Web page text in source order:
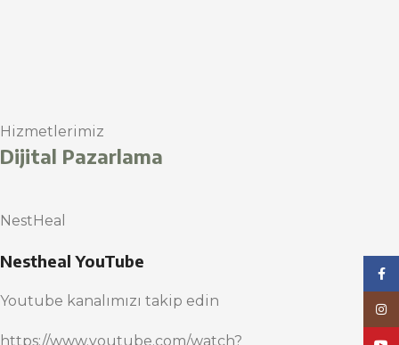
Hizmetlerimiz
Dijital Pazarlama
NestHeal
Nestheal YouTube
Youtube kanalımızı takip edin
https://www.youtube.com/watch?